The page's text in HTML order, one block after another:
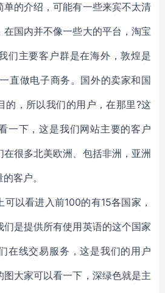
单的介绍，可能有一些来宾不太清
国内并不像一些大的平台，淘宝
们主要客户群是在海外，敦煌是
直做电子商务。国外的卖家和国
的，所以我们的用户，在那里?这
一下，这是我们网站主要的客户
很多北美欧洲、包括非洲，亚洲
客户。
以看进入前100的有15各国家，
是提供所有使用英语的这个国家
在线交易服务，这是我们的用户
大家可以看一下，深绿色就是主